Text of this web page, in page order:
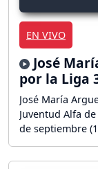
EN VIVO
José
por la Liga
José María
Juventud Alfa
de septiembre